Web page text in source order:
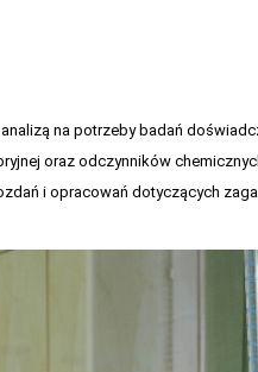
na potrzeby badań
oraz odczynników
i opracowań dotyczących